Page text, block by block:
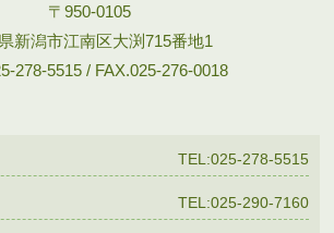
〒950-0105
新潟市江南区大渕715番地1
278-5515 / FAX.025-276-0018
TEL:025-278-5515
TEL:025-290-7160